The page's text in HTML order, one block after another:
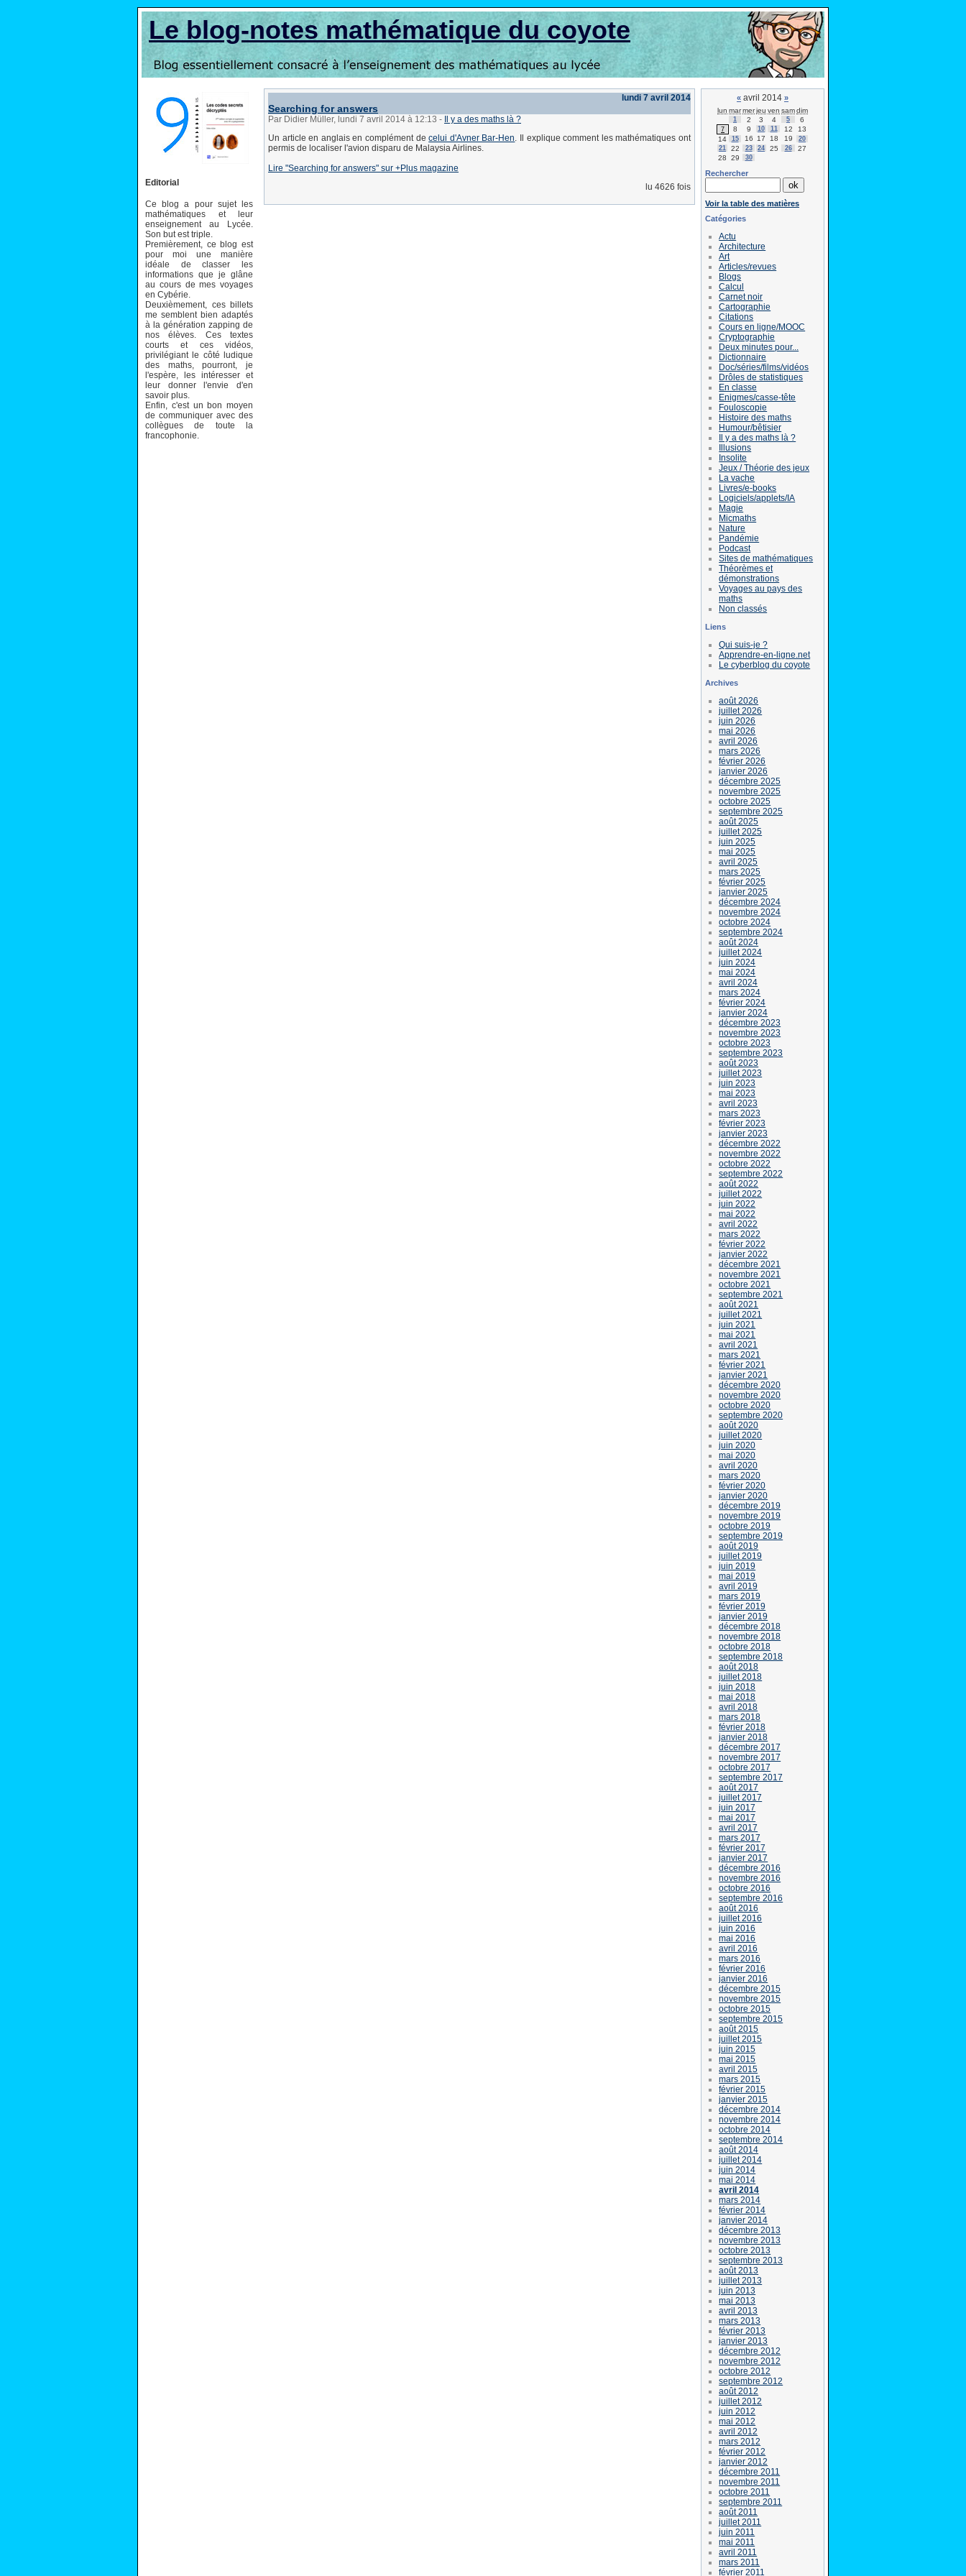
Le blog-notes mathématique du coyote
Editorial
Ce blog a pour sujet les
mathématiques et leur
enseignement au Lycée.
Son but est triple.
Premièrement, ce blog est
pour moi une manière
idéale de classer les
informations que je glâne
au cours de mes voyages
en Cybérie.
Deuxièmement, ces billets
me semblent bien adaptés
à la génération zapping de
nos élèves. Ces textes
courts et ces vidéos,
privilégiant le côté ludique
des maths, pourront, je
l'espère, les intéresser et
leur donner l'envie d'en
savoir plus.
Enfin, c'est un bon moyen
de communiquer avec des
collègues de toute la
francophonie.
lundi 7 avril 2014
Searching for answers
Par Didier Müller, lundi 7 avril 2014 à 12:13 -
Il y a des maths là ?
Un article en anglais en complément decelui d'Avner Bar-Hen. Il explique comment les mathématiques ont
permis de localiser l'avion disparu de Malaysia Airlines.
Lire "Searching for answers" sur +Plus magazine
lu 4626 fois
« avril 2014 »
lun marmerjeu ven samdim
1 2 3 4 5 6
7 8 9 10 11 12
13
14
15 16 17 18 19
20
21
22 23 24 25 26
27
28
29 30
Rechercher
Voir la table des matières
Catégories
Actu
Architecture
Art
Articles/revues
Blogs
Calcul
Carnet noir
Cartographie
Citations
Cours en ligne/MOOC
Cryptographie
Deux minutes pour...
Dictionnaire
Doc/séries/films/vidéos
Drôles de statistiques
En classe
Enigmes/casse-tête
Fouloscopie
Histoire des maths
Humour/bêtisier
Il y a des maths là ?
Illusions
Insolite
Jeux / Théorie des jeux
La vache
Livres/e-books
Logiciels/applets/IA
Magie
Micmaths
Nature
Pandémie
Podcast
Sites de mathématiques
Théorèmes et
démonstrations
Voyages au pays des
maths
Non classés
Liens
Qui suis-je ?
Apprendre-en-ligne.net
Le cyberblog du coyote
Archives
août 2026
juillet 2026
juin 2026
mai 2026
avril 2026
mars 2026
février 2026
janvier 2026
décembre 2025
novembre 2025
octobre 2025
septembre 2025
août 2025
juillet 2025
juin 2025
mai 2025
avril 2025
mars 2025
février 2025
janvier 2025
décembre 2024
novembre 2024
octobre 2024
septembre 2024
août 2024
juillet 2024
juin 2024
mai 2024
avril 2024
mars 2024
février 2024
janvier 2024
décembre 2023
novembre 2023
octobre 2023
septembre 2023
août 2023
juillet 2023
juin 2023
mai 2023
avril 2023
mars 2023
février 2023
janvier 2023
décembre 2022
novembre 2022
octobre 2022
septembre 2022
août 2022
juillet 2022
juin 2022
mai 2022
avril 2022
mars 2022
février 2022
janvier 2022
décembre 2021
novembre 2021
octobre 2021
septembre 2021
août 2021
juillet 2021
juin 2021
mai 2021
avril 2021
mars 2021
février 2021
janvier 2021
décembre 2020
novembre 2020
octobre 2020
septembre 2020
août 2020
juillet 2020
juin 2020
mai 2020
avril 2020
mars 2020
février 2020
janvier 2020
décembre 2019
novembre 2019
octobre 2019
septembre 2019
août 2019
juillet 2019
juin 2019
mai 2019
avril 2019
mars 2019
février 2019
janvier 2019
décembre 2018
novembre 2018
octobre 2018
septembre 2018
août 2018
juillet 2018
juin 2018
mai 2018
avril 2018
mars 2018
février 2018
janvier 2018
décembre 2017
novembre 2017
octobre 2017
septembre 2017
août 2017
juillet 2017
juin 2017
mai 2017
avril 2017
mars 2017
février 2017
janvier 2017
décembre 2016
novembre 2016
octobre 2016
septembre 2016
août 2016
juillet 2016
juin 2016
mai 2016
avril 2016
mars 2016
février 2016
janvier 2016
décembre 2015
novembre 2015
octobre 2015
septembre 2015
août 2015
juillet 2015
juin 2015
mai 2015
avril 2015
mars 2015
février 2015
janvier 2015
décembre 2014
novembre 2014
octobre 2014
septembre 2014
août 2014
juillet 2014
juin 2014
mai 2014
avril 2014
mars 2014
février 2014
janvier 2014
décembre 2013
novembre 2013
octobre 2013
septembre 2013
août 2013
juillet 2013
juin 2013
mai 2013
avril 2013
mars 2013
février 2013
janvier 2013
décembre 2012
novembre 2012
octobre 2012
septembre 2012
août 2012
juillet 2012
juin 2012
mai 2012
avril 2012
mars 2012
février 2012
janvier 2012
décembre 2011
novembre 2011
octobre 2011
septembre 2011
août 2011
juillet 2011
juin 2011
mai 2011
avril 2011
mars 2011
février 2011